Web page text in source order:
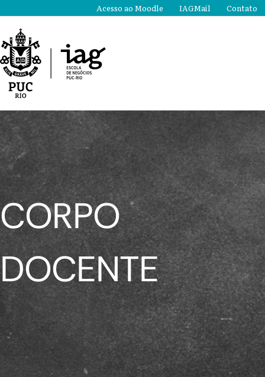
o
conteúdo
Acesso ao Moodle IAGMail Contato
CORPO
DOCENTE